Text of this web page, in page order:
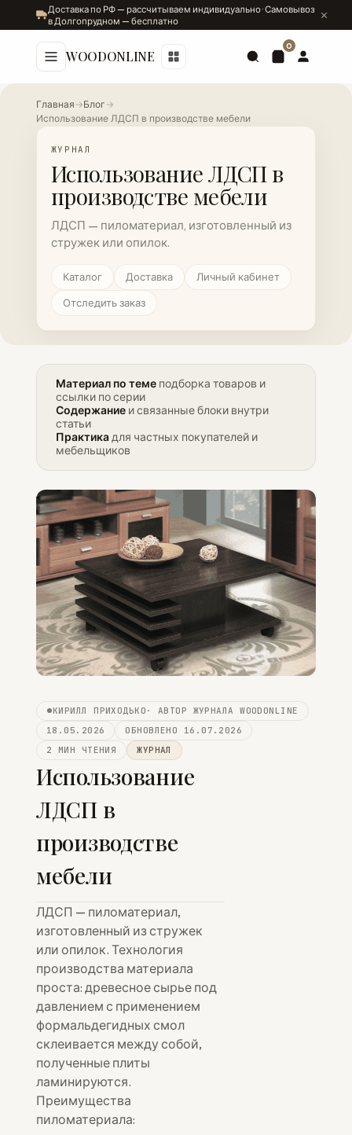
Доставка по РФ — рассчитываем индивидуально · Самовывоз
в Долгопрудном — бесплатно
WOODONLINE
0
Главная →Блог →
Использование ЛДСП в производстве мебели
ЖУРНАЛ
Использование ЛДСП в
производстве мебели
ЛДСП — пиломатериал, изготовленный из
стружек или опилок.
Каталог Доставка Личный кабинет
Отследить заказ
Материал по теме подборка товаров и
ссылки по серии
Содержание и связанные блоки внутри
статьи
Практикадля частных покупателей и
мебельщиков
КИРИЛЛ ПРИХОДЬКО · АВТОР ЖУРНАЛА WOODONLINE
18.05.2026
ОБНОВЛЕНО 16.07.2026
2 МИН ЧТЕНИЯ
ЖУРНАЛ
Использование
ЛДСП в
производстве
мебели
ЛДСП — пиломатериал,
изготовленный из стружек
или опилок. Технология
производства материала
проста: древесное сырье под
давлением с применением
формальдегидных смол
склеивается между собой,
полученные плиты
ламинируются.
Преимущества
пиломатериала: